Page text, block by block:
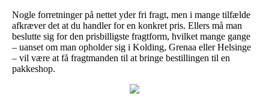
Nogle forretninger på nettet yder fri fragt, men i mange tilfælde
afkræver det at du handler for en konkret pris. Ellers må man
beslutte sig for den prisbilligste fragtform, hvilket mange gange
– uanset om man opholder sig i Kolding, Grenaa eller Helsinge
– vil være at få fragtmanden til at bringe bestillingen til en
pakkeshop.